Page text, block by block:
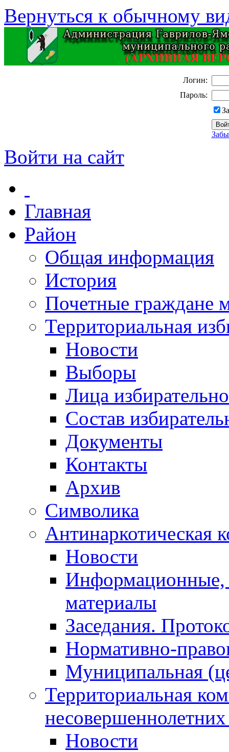
Вернуться к обычному
Логин:
Пароль:
Войти на сайт
Главная
Район
Общая информация
История
Почетные граждане
Территориальная
Новости
Выборы
Лица
Состав
Документы
Контакты
Архив
Символика
Антинаркотическая
Новости
Информационные,
материалы
Заседания.
Нормативно-
Муниципальная
Территориальная
Новости